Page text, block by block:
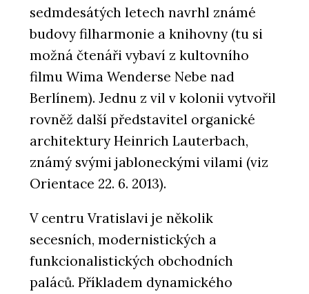
sedmdesátých letech navrhl známé
budovy filharmonie a knihovny (tu si
možná čtenáři vybaví z kultovního
filmu Wima Wenderse Nebe nad
Berlínem). Jednu z vil v kolonii vytvořil
rovněž další představitel organické
architektury Heinrich Lauterbach,
známý svými jabloneckými vilami (viz
Orientace 22. 6. 2013).
V centru Vratislavi je několik
secesních, modernistických a
funkcionalistických obchodních
paláců. Příkladem dynamického